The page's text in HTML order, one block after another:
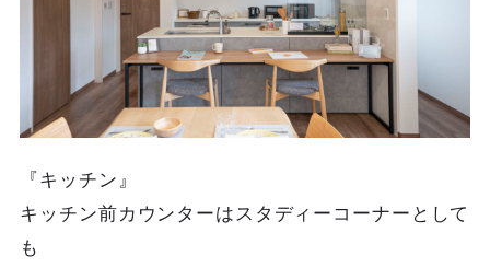
『キッチン』
キッチン前カウンターはスタディーコーナーとして
も